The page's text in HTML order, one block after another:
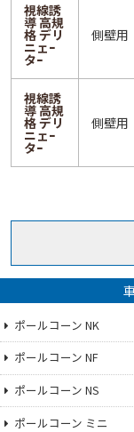
視線誘
導 高規
格 デリ
ニェｰ
タｰ
側壁用
視線誘
導 高規
格 デリ
ニェｰ
タｰ
側壁用
ポールコーン NK
ポールコーン NF
ポールコーン NS
ポールコーン ミニ